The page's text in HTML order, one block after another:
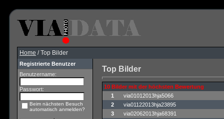
Home / Top Bilder
Registrierte Benutzer
Benutzername:
Passwort:
Beim nächsten Besuch
automatisch anmelden?
Top Bilder
10 Bilder mit der höchsten Bewertung
1
via01012013hja5066
2
via01122013hja23895
3
via02062013hja68391